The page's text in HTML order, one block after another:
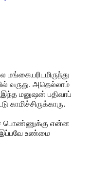
மங்கையரிடமிருந்து
வருது. அதெல்லாம்
மனுஷன் பதிவாப்
பொண்ணுக்கு என்ன
இப்பவே உண்மை